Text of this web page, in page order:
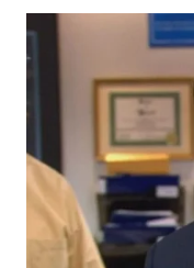
WN
SUKABUMI